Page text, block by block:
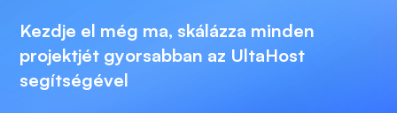
Kezdje el még ma, skálázza minden
projektjét gyorsabban az UltaHost
segítségével